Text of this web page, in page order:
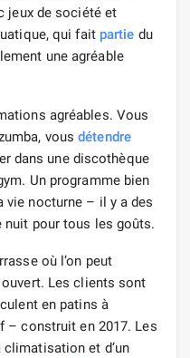
jeux de société et
qui fait partie du
une agréable
agréables. Vous
vousdétendre
dans une discothèque
Un programme bien
vie nocturne – il y a des
nuit pour tous les goûts.
où l’on peut
Les clients sont
en patins à
– construit en 2017. Les
et d’un